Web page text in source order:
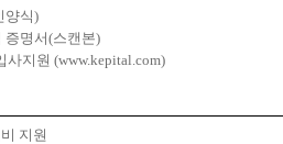
양식)
증명서(스캔본)
사지원 (www.kepital.com)
지원